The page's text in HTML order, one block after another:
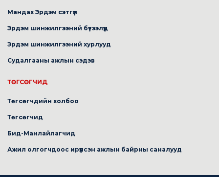
Мандах Эрдэм сэтгүүл
Эрдэм шинжилгээний бүтээлүүд
Эрдэм шинжилгээний хурлууд
Судалгааны ажлын сэдэв
ТӨГСӨГЧИД
Төгсөгчдийн холбоо
Төгсөгчид
Бид-Манлайлагчид
Ажил олгогчдоос ирүүлсэн ажлын байрны саналууд